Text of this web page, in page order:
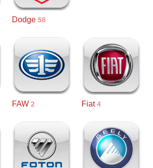
Dodge 58
FAW 2 Fiat 4